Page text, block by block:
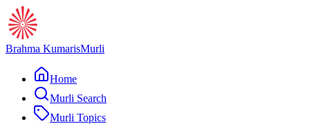
Brahma KumarisMurli
Home
Murli Search
Murli Topics